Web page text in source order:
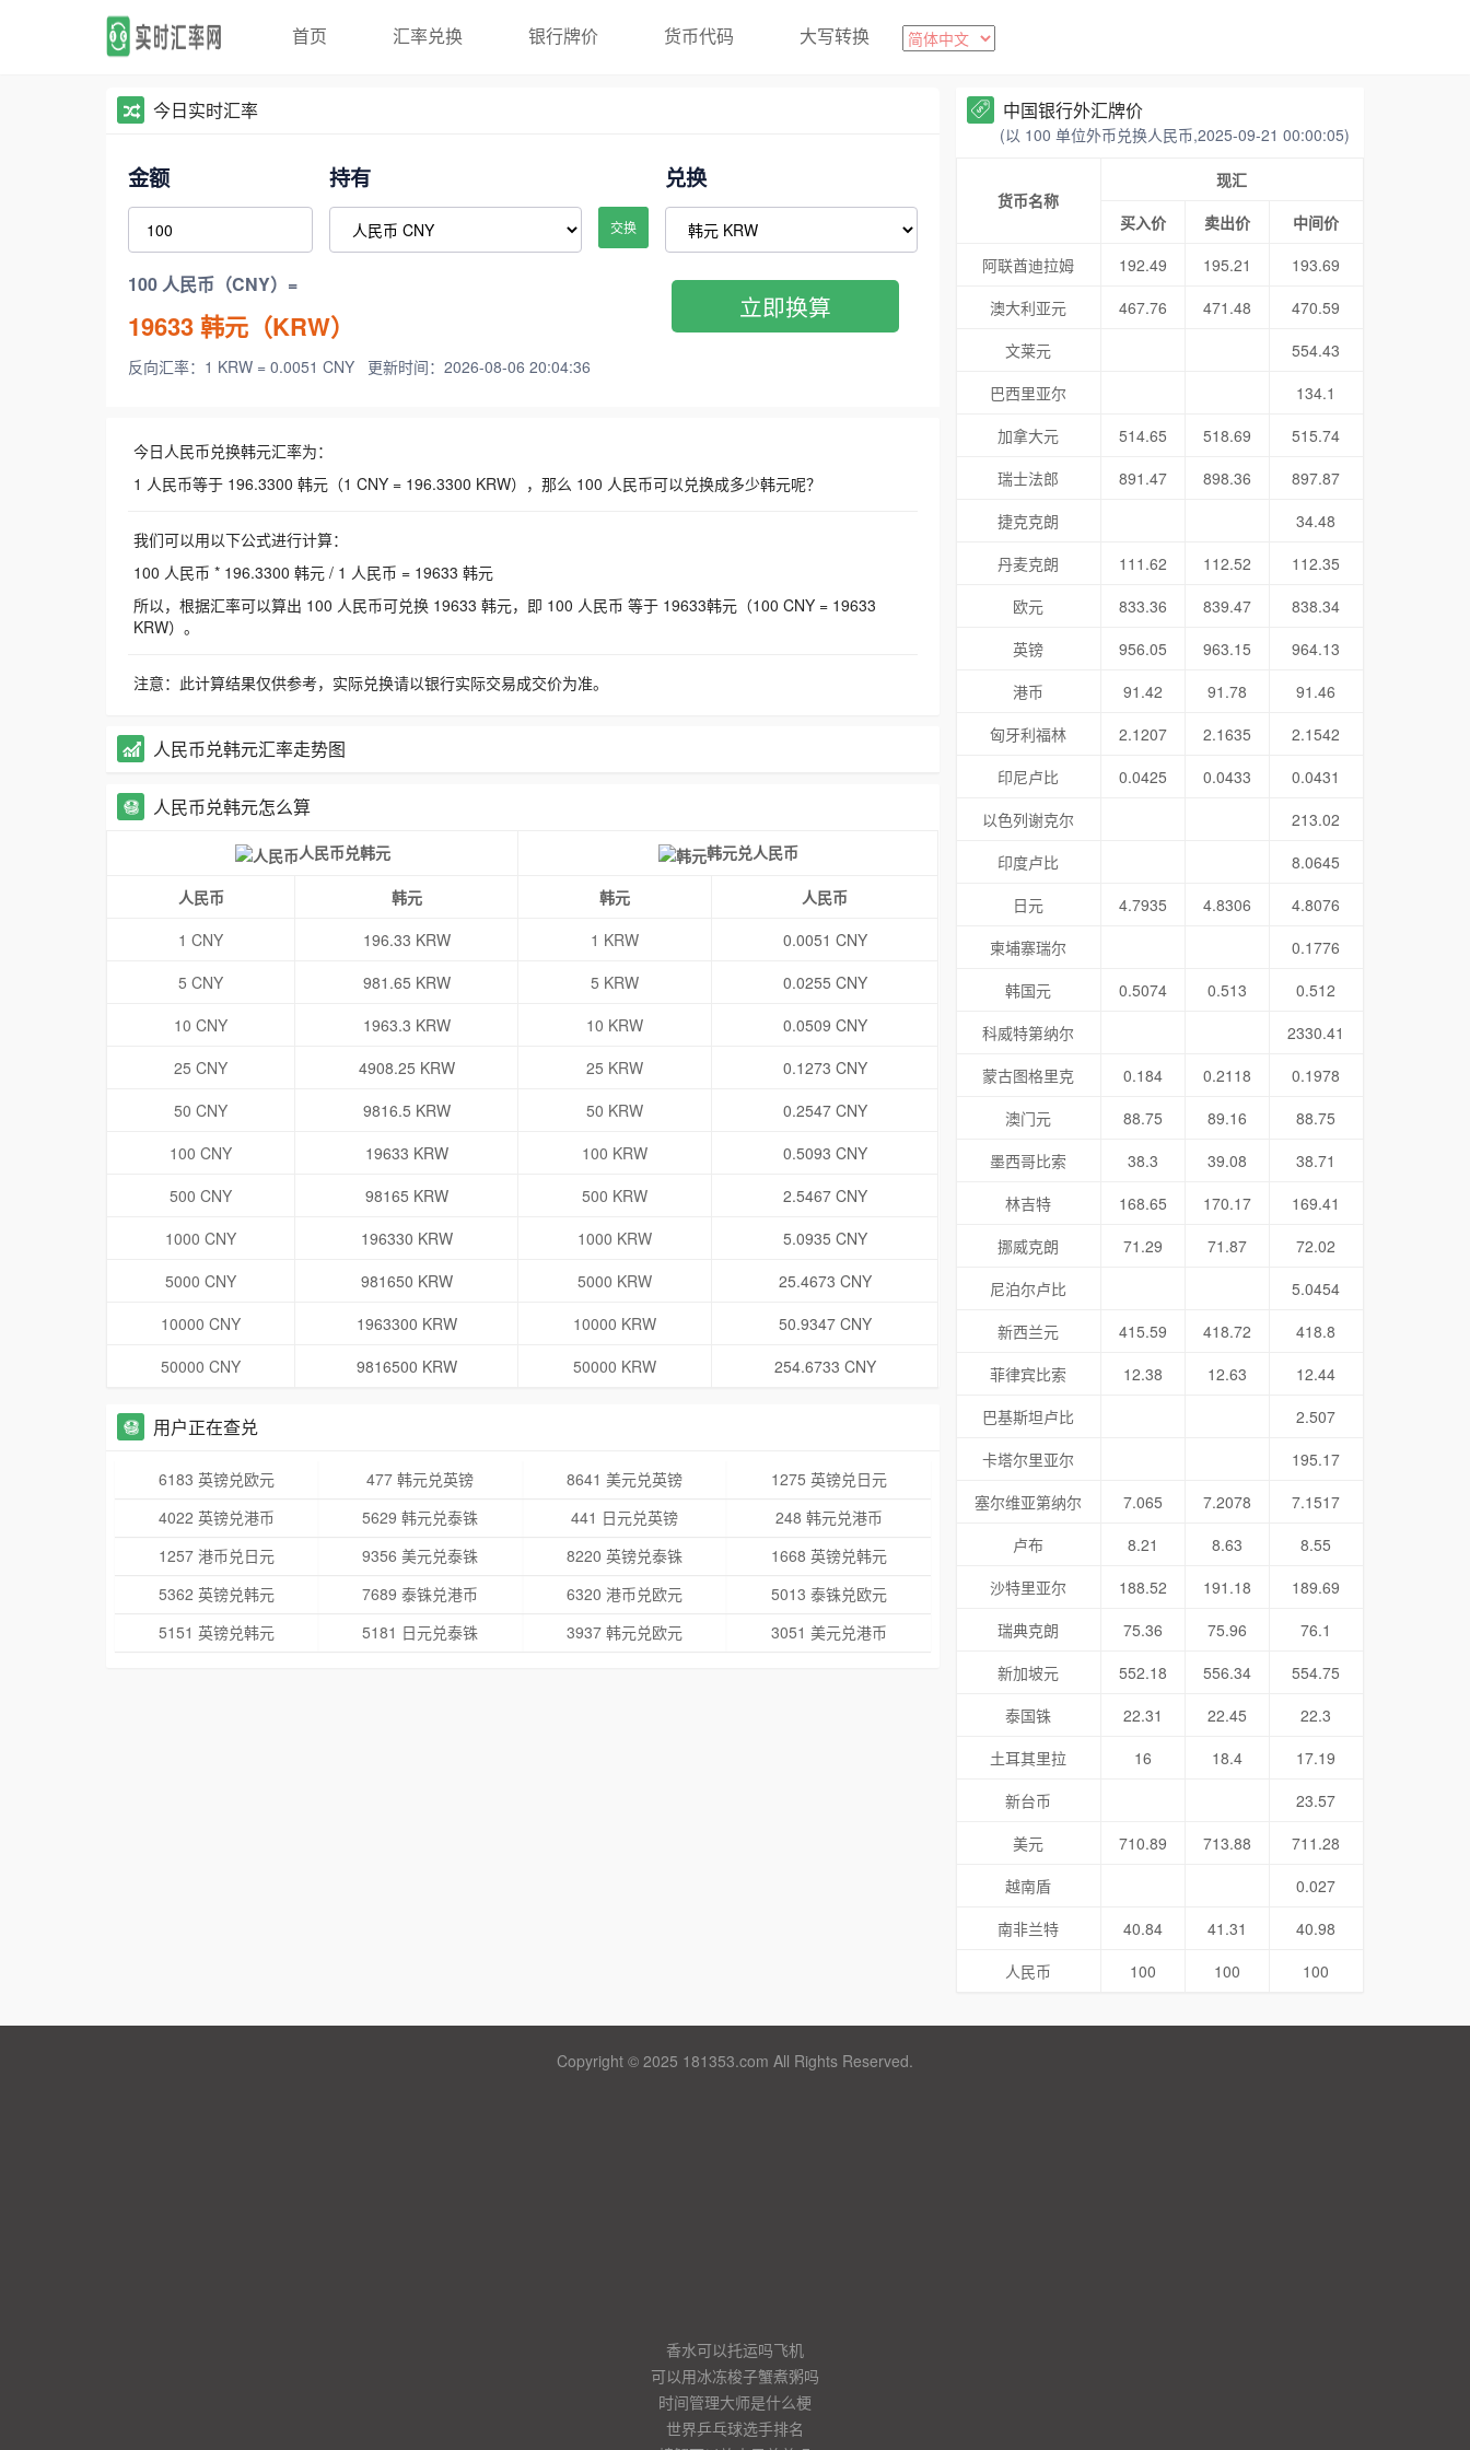
首页 汇率兑换 银行牌价 货币代码 大写转换
今日实时汇率
金额 持有
交换
兑换
100 人民币（CNY）=
19633韩元（KRW）
反向汇率：1 KRW = 0.0051 CNY 更新时间：2026-08-06 20:04:36
立即换算
今日人民币兑换韩元汇率为：
1 人民币等于 196.3300 韩元（1 CNY = 196.3300 KRW），那么 100 人民币可以兑换成多少韩元呢？
我们可以用以下公式进行计算：
100 人民币 * 196.3300 韩元 / 1 人民币 = 19633 韩元
所以，根据汇率可以算出 100 人民币可兑换 19633 韩元，即 100 人民币 等于 19633韩元（100 CNY = 19633
KRW）。
注意：此计算结果仅供参考，实际兑换请以银行实际交易成交价为准。
人民币兑韩元汇率走势图
人民币兑韩元怎么算
人民币兑韩元 韩元兑人民币
人民币 韩元 韩元
人民币
1 CNY
196.33 KRW 1 KRW
0.0051 CNY
5 CNY
981.65 KRW 5 KRW
0.0255 CNY
10 CNY
1963.3 KRW 10 KRW
0.0509 CNY
25 CNY
4908.25 KRW 25 KRW
0.1273 CNY
50 CNY
9816.5 KRW 50 KRW
0.2547 CNY
100 CNY
19633 KRW 100 KRW
0.5093 CNY
500 CNY
98165 KRW 500 KRW
2.5467 CNY
1000 CNY
196330 KRW 1000 KRW
5.0935 CNY
5000 CNY
981650 KRW 5000 KRW
25.4673 CNY
10000 CNY
1963300 KRW 10000 KRW
50.9347 CNY
50000 CNY
9816500 KRW 50000 KRW 254.6733 CNY
用户正在查兑
6183 英镑兑欧元 477 韩元兑英镑 8641 美元兑英镑
1275 英镑兑日元
4022 英镑兑港币
5629 韩元兑泰铢 441 日元兑英镑
248 韩元兑港币
1257 港币兑日元
9356 美元兑泰铢 8220 英镑兑泰铢
1668 英镑兑韩元
5362 英镑兑韩元
7689 泰铢兑港币 6320 港币兑欧元
5013 泰铢兑欧元
5151 英镑兑韩元
5181 日元兑泰铢 3937 韩元兑欧元 3051 美元兑港币
中国银行外汇牌价
(以 100 单位外币兑换人民币,2025-09-21 00:00:05)
货币名称
现汇
买入价
卖出价
中间价
阿联酋迪拉姆
192.49 195.21
193.69
澳大利亚元
467.76 471.48
470.59
文莱元
554.43
巴西里亚尔
134.1
加拿大元
514.65 518.69
515.74
瑞士法郎
891.47 898.36
897.87
捷克克朗
34.48
丹麦克朗
111.62 112.52
112.35
欧元
833.36 839.47
838.34
英镑
956.05 963.15
964.13
港币
91.42 91.78
91.46
匈牙利福林
2.1207 2.1635
2.1542
印尼卢比
0.0425 0.0433
0.0431
以色列谢克尔
213.02
印度卢比
8.0645
日元
4.7935 4.8306
4.8076
柬埔寨瑞尔
0.1776
韩国元
0.5074 0.513
0.512
科威特第纳尔
2330.41
蒙古图格里克
0.184 0.2118
0.1978
澳门元
88.75 89.16
88.75
墨西哥比索
38.3 39.08
38.71
林吉特
168.65 170.17
169.41
挪威克朗
71.29 71.87
72.02
尼泊尔卢比
5.0454
新西兰元
415.59 418.72
418.8
菲律宾比索
12.38 12.63
12.44
巴基斯坦卢比
2.507
卡塔尔里亚尔
195.17
塞尔维亚第纳尔
7.065 7.2078
7.1517
卢布
8.21 8.63
8.55
沙特里亚尔
188.52 191.18
189.69
瑞典克朗
75.36 75.96
76.1
新加坡元
552.18 556.34
554.75
泰国铢
22.31 22.45
22.3
土耳其里拉
16 18.4
17.19
新台币
23.57
美元
710.89 713.88
711.28
越南盾
0.027
南非兰特
40.84 41.31
40.98
人民币
100 100 100
Copyright © 2025 181353.com All Rights Reserved.
香水可以托运吗飞机
可以用冰冻梭子蟹煮粥吗
时间管理大师是什么梗
世界乒乓球选手排名